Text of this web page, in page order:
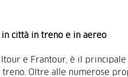
città in treno e in aereo
e Frantour, è il
Oltre alle numerose